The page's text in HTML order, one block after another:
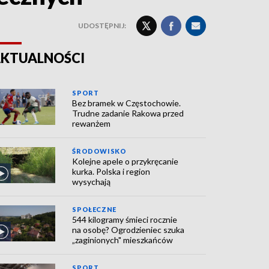
UDOSTĘPNIJ:
SPORT
Bez bramek w Częstochowie.
Trudne zadanie Rakowa przed
rewanżem
ŚRODOWISKO
Kolejne apele o przykręcanie
kurka. Polska i region
wysychają
SPOŁECZNE
544 kilogramy śmieci rocznie
na osobę? Ogrodzieniec szuka
„zaginionych" mieszkańców